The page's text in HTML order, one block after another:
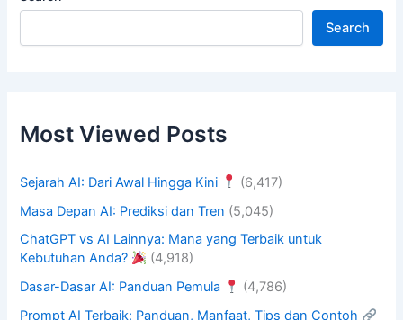
Search
Most Viewed Posts
Sejarah AI: Dari Awal Hingga Kini
(6,417)
Masa Depan AI: Prediksi dan Tren (5,045)
ChatGPT vs AI Lainnya: Mana yang Terbaik untuk
Kebutuhan Anda?
(4,918)
Dasar-Dasar AI: Panduan Pemula
(4,786)
Prompt AI Terbaik: Panduan, Manfaat, Tips dan Contoh